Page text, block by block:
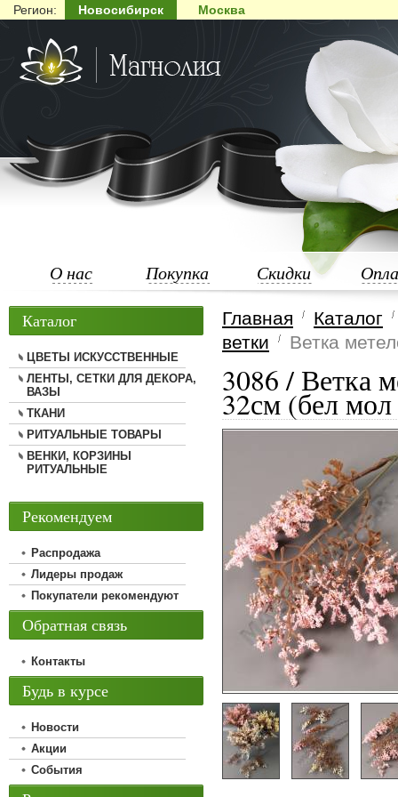
Регион: Новосибирск Москва
О нас Покупка Скидки
Главная
Каталог
ветки
Ветка
3086 / Ветка
32см (бел мол
Каталог
ЦВЕТЫ ИСКУССТВЕННЫЕ
ЛЕНТЫ, СЕТКИ ДЛЯ ДЕКОРА,
ВАЗЫ
ТКАНИ
РИТУАЛЬНЫЕ ТОВАРЫ
ВЕНКИ, КОРЗИНЫ
РИТУАЛЬНЫЕ
Рекомендуем
Распродажа
Лидеры продаж
Покупатели рекомендуют
Обратная связь
Контакты
Будь в курсе
Новости
Акции
События